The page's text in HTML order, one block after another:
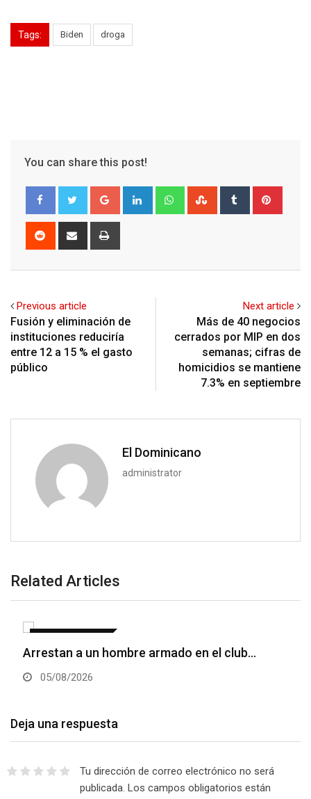
Tags: Biden droga
You can share this post!
Google+ LinkedIn WhatsappStumbleUpon
Tumblr
Reddit
Share
Previous article
Fusión y eliminación de
instituciones reduciría
entre 12 a 15 % el gasto
público
Next article
Más de 40 negocios
cerrados por MIP en dos
semanas; cifras de
homicidios se mantiene
7.3% en septiembre
El Dominicano
administrator
Related Articles
Arrestan a un hombre armado en el club…
05/08/2026
Deja una respuesta
Tu dirección de correo electrónico no será
publicada. Los campos obligatorios están